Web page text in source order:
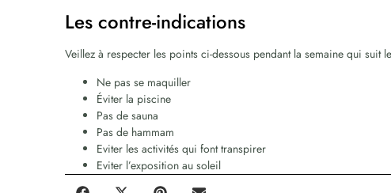
Les contre-indications
Veillez à respecter les points ci-dessous pendant la semaine qui suit
Ne pas se maquiller
Éviter la piscine
Pas de sauna
Pas de hammam
Eviter les activités qui font transpirer
Eviter l’exposition au soleil